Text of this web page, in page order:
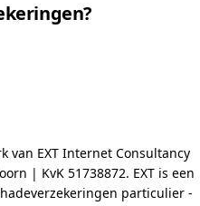
van EXT Internet Consultancy
| KvK 51738872. EXT is een
particulier -